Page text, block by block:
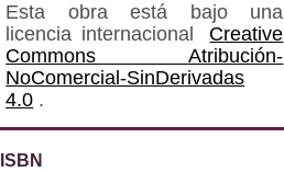
Esta obra está bajo una
licencia internacional
Creative
Commons Atribución-
NoComercial-SinDerivadas
4.0 .
ISBN